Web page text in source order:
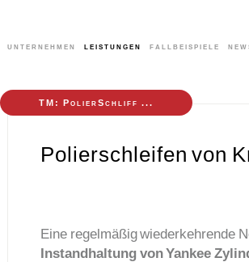
unternehmen leistungen fallbeispiele
TM: PolierSchliff ...
Polierschleifen von
Eine regelmäßig wiederkehrende
Instandhaltung von Yankee